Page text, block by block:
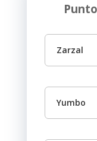
Zarzal
Yumbo